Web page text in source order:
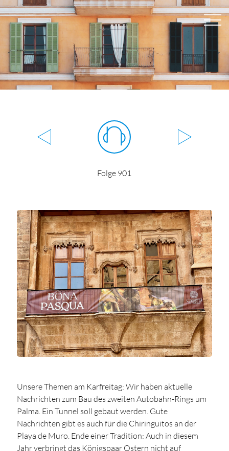
Folge 901
Unsere Themen am Karfreitag: Wir haben aktuelle
Nachrichten zum Bau des zweiten Autobahn-Rings um
Palma. Ein Tunnel soll gebaut werden. Gute
Nachrichten gibt es auch für die Chiringuitos an der
Playa de Muro. Ende einer Tradition: Auch in diesem
Jahr verbringt das Königspaar Ostern nicht auf